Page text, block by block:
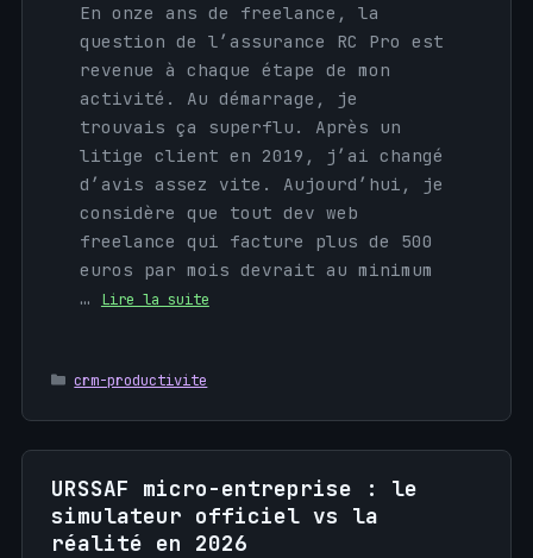
En onze ans de freelance, la
question de l’assurance RC Pro est
revenue à chaque étape de mon
activité. Au démarrage, je
trouvais ça superflu. Après un
litige client en 2019, j’ai changé
d’avis assez vite. Aujourd’hui, je
considère que tout dev web
freelance qui facture plus de 500
euros par mois devrait au minimum
…
Lire la suite
Catégories
crm-productivite
URSSAF micro-entreprise : le
simulateur officiel vs la
réalité en 2026